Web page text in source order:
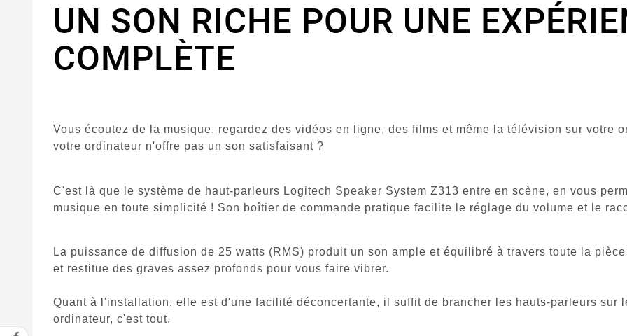
UN SON RICHE POUR UNE
COMPLÈTE
Vous écoutez de la musique, regardez des vidéos en ligne, des films et même la télévision sur votre
votre ordinateur n'offre pas un son satisfaisant ?
C'est là que le système de haut-parleurs Logitech Speaker System Z313 entre en scène, en vous
musique en toute simplicité ! Son boîtier de commande pratique facilite le réglage du volume et le
La puissance de diffusion de 25 watts (RMS) produit un son ample et équilibré à travers toute la
et restitue des graves assez profonds pour vous faire vibrer.
Quant à l'installation, elle est d'une facilité déconcertante, il suffit de brancher les hauts-parleurs sur
ordinateur, c'est tout.